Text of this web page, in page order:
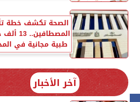
الصحة تكشف خطة
طبية مجانية في
آخر الأخبار